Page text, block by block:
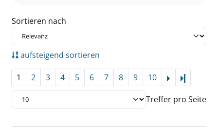
Sortieren nach
aufsteigend sortieren
1 2 3 4 5 6 7 8 9 10
Treffer pro Seite